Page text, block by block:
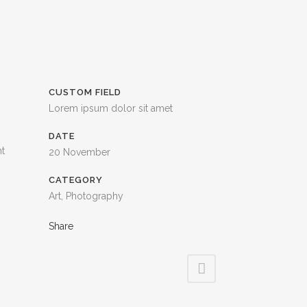
CUSTOM FIELD
Lorem ipsum dolor sit amet
DATE
20 November
CATEGORY
Art, Photography
Share